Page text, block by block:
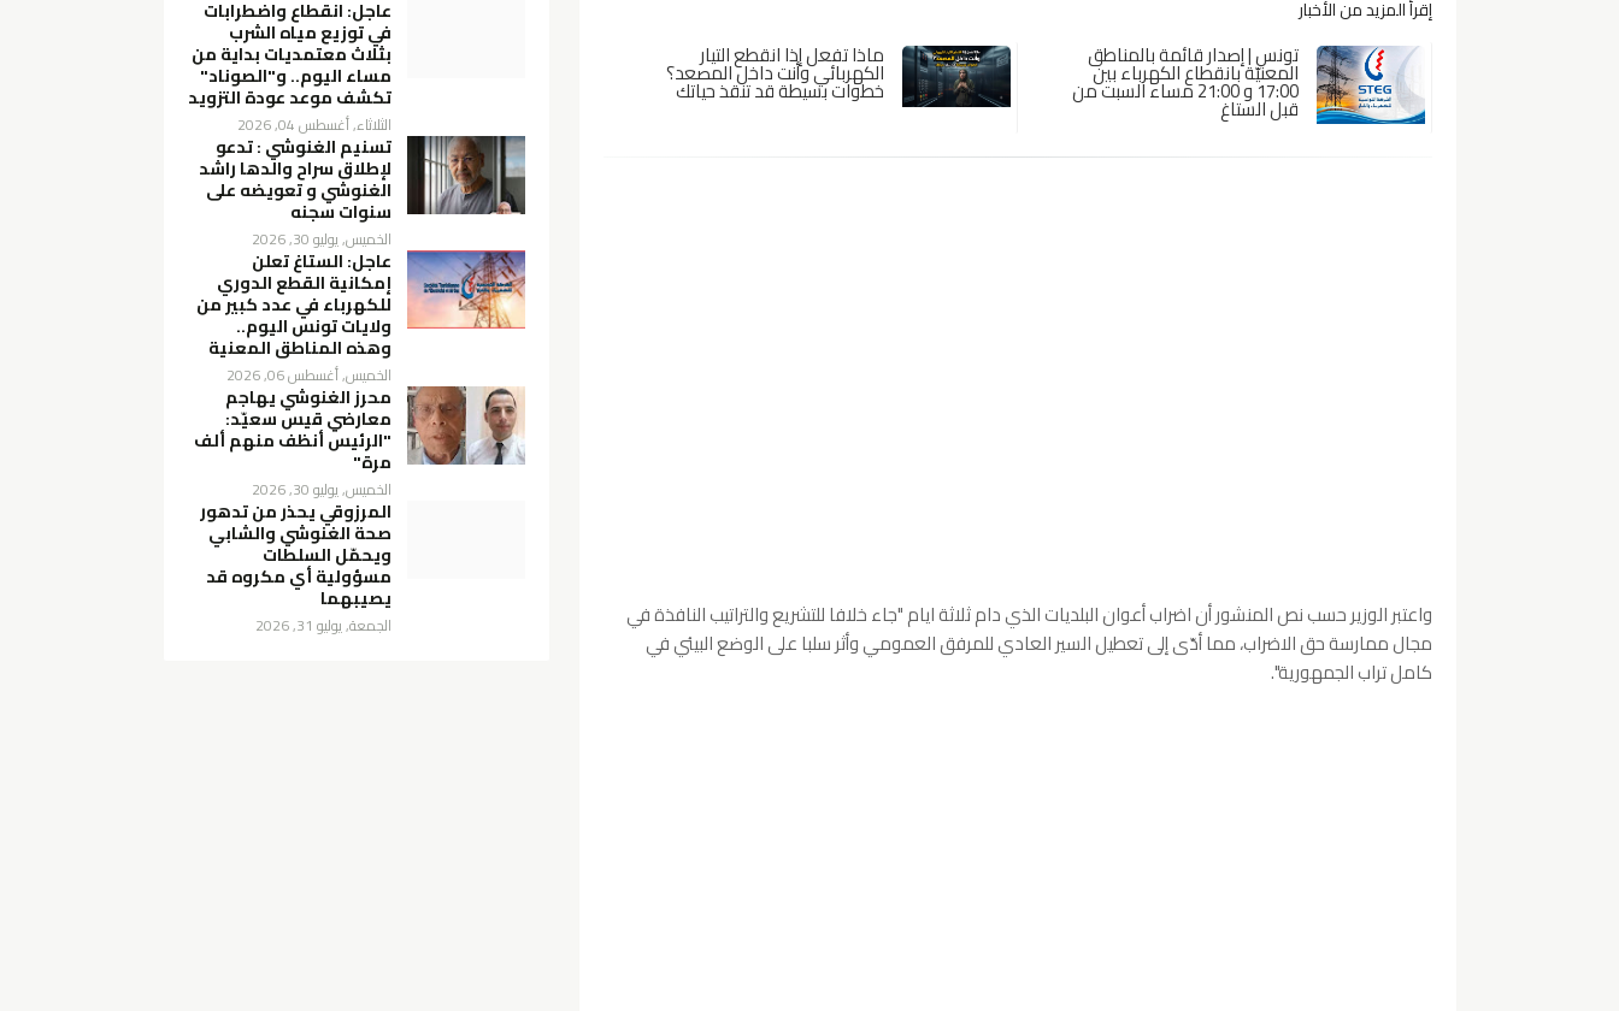
إقرأ المزيد من الأخبار
تونس | إصدار قائمة بالمناطق
المعنيّة بانقطاع الكهرباء بين
17:00 و 21:00 مساء السبت من
قبل الستاغ
ماذا تفعل إذا انقطع التيار
الكهربائي وأنت داخل المصعد؟
خطوات بسيطة قد تنقذ حياتك
واعتبر الوزير حسب نص المنشور أن اضراب أعوان البلديات الذي دام ثلاثة ايام "جاء خلافا للتشريع والتراتيب النافذة في
مجال ممارسة حق الاضراب، مما أدّى إلى تعطيل السير العادي للمرفق العمومي وأثر سلبا على الوضع البيئي في
كامل تراب الجمهورية".
عاجل: انقطاع واضطرابات
في توزيع مياه الشرب
بثلاث معتمديات بداية من
مساء اليوم.. و"الصوناد"
تكشف موعد عودة التزويد
الثلاثاء, أغسطس 04, 2026
تسنيم الغنوشي : تدعو
لإطلاق سراح والدها راشد
الغنوشي و تعويضه على
سنوات سجنه
الخميس, يوليو 30, 2026
عاجل: الستاغ تعلن
إمكانية القطع الدوري
للكهرباء في عدد كبير من
ولايات تونس اليوم..
وهذه المناطق المعنية
الخميس, أغسطس 06, 2026
محرز الغنوشي يهاجم
معارضي قيس سعيّد:
"الرئيس أنظف منهم ألف
مرة"
الخميس, يوليو 30, 2026
المرزوقي يحذر من تدهور
صحة الغنوشي والشابي
ويحمّل السلطات
مسؤولية أي مكروه قد
يصيبهما
الجمعة, يوليو 31, 2026